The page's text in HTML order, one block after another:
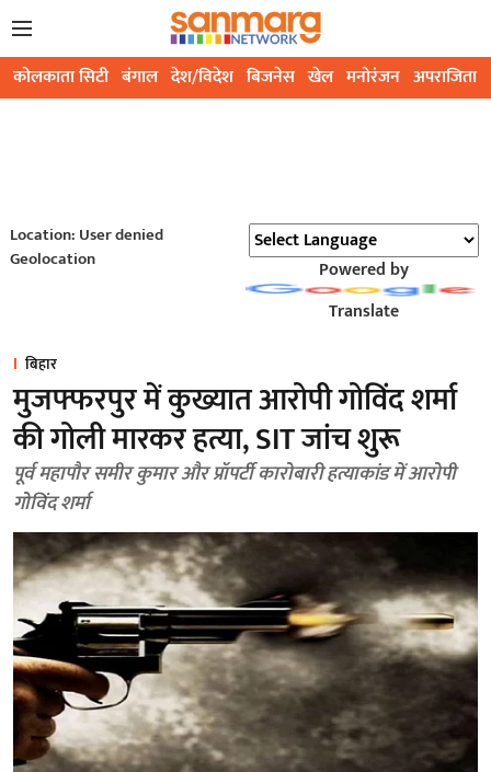
कोलकाता सिटी बंगाल देश/विदेश बिजनेस खेल मनोरंजन अपराजिता
Location: User denied
Geolocation
Powered by
Translate
बिहार
मुजफ्फरपुर में कुख्यात आरोपी गोविंद शर्मा
की गोली मारकर हत्या, SIT जांच शुरू
पूर्व महापौर समीर कुमार और प्रॉपर्टी कारोबारी हत्याकांड में आरोपी
गोविंद शर्मा